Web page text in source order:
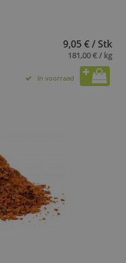
9,05 € / Stk
181,00 € / kg
In voorraad